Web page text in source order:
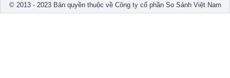
© 2013 - 2023 Bản quyền thuộc về Công ty cổ phần So Sánh Việt Nam